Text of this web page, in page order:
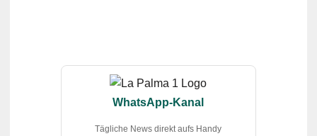
WhatsApp-Kanal
Tägliche News direkt aufs Handy